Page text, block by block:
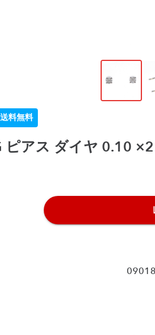
送料無料
ピアス ダイヤ 0.10